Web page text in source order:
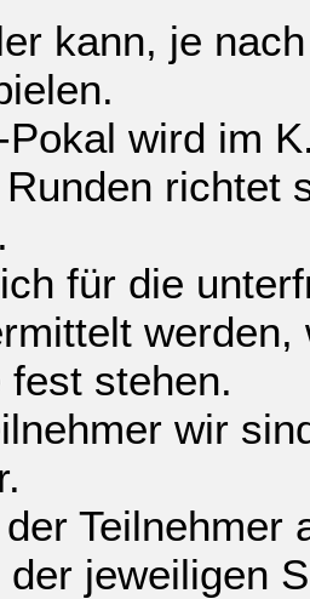
kann, je
Pokal wird im
richtet
für die
werden,
stehen.
wir
Teilnehmer
der jeweiligen